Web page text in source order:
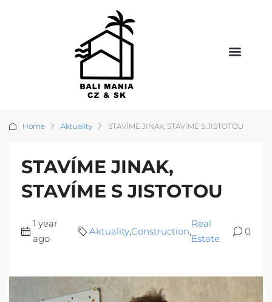
Home Aktuality STAVÍME JINAK, STAVÍME S JISTOTOU
STAVÍME JINAK,
STAVÍME S JISTOTOU
1 year
ago
Aktuality,Construction,
Real
Estate
0